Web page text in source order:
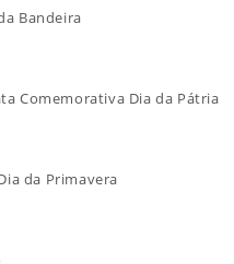
Bandeira
Comemorativa Dia da Pátria
da Primavera